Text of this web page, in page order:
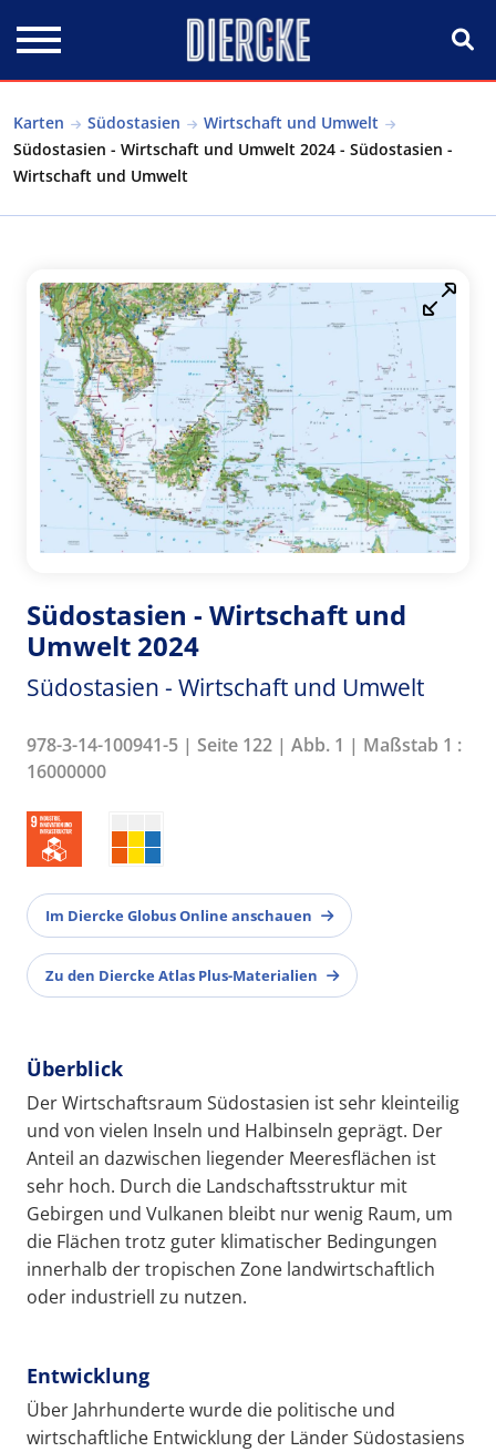
Karten Südostasien
Wirtschaft und Umwelt
Südostasien - Wirtschaft und Umwelt 2024 - Südostasien -
Wirtschaft und Umwelt
Südostasien - Wirtschaft und
Umwelt 2024
Südostasien - Wirtschaft und Umwelt
978-3-14-100941-5 | Seite 122 | Abb. 1 | Maßstab 1 :
16000000
Im Diercke Globus Online anschauen
Zu den Diercke Atlas Plus-Materialien
Überblick
Der Wirtschaftsraum Südostasien ist sehr kleinteilig
und von vielen Inseln und Halbinseln geprägt. Der
Anteil an dazwischen liegender Meeresflächen ist
sehr hoch. Durch die Landschaftsstruktur mit
Gebirgen und Vulkanen bleibt nur wenig Raum, um
die Flächen trotz guter klimatischer Bedingungen
innerhalb der tropischen Zone landwirtschaftlich
oder industriell zu nutzen.
Entwicklung
Über Jahrhunderte wurde die politische und
wirtschaftliche Entwicklung der Länder Südostasiens